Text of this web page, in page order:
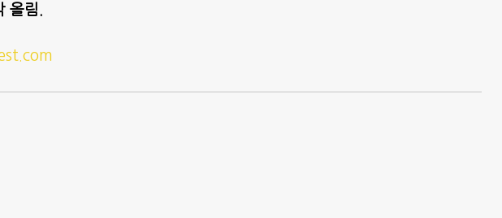
올림.